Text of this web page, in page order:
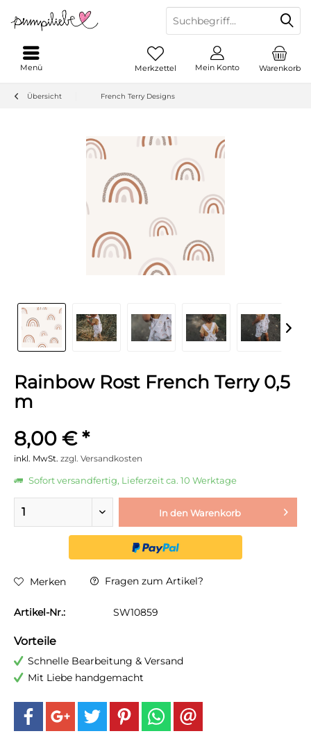
Warenkorb
Merkzettel Mein Konto
Menü
Übersicht French Terry Designs
Rainbow Rost French Terry 0,5
m
8,00 € *
inkl. MwSt. zzgl. Versandkosten
Sofort versandfertig, Lieferzeit ca. 10 Werktage
In den Warenkorb
Merken Fragen zum Artikel?
Artikel-Nr.: SW10859
Vorteile
Schnelle Bearbeitung & Versand
Mit Liebe handgemacht